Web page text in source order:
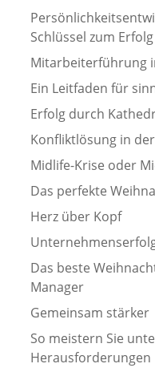
Schlüssel zum Erfolg
Mitarbeiterführung
Ein Leitfaden für
Erfolg durch
Konfliktlösung in
Midlife-Krise oder
Das perfekte
Herz über Kopf
Das beste
Manager
Gemeinsam stärker
So meistern Sie
Herausforderungen